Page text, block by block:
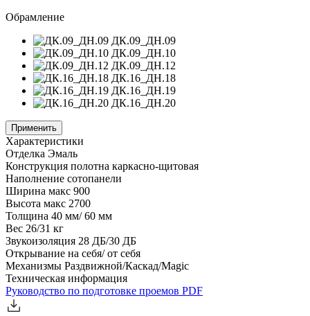
Обрамление
ДК.09_ДН.09
ДК.09_ДН.10
ДК.09_ДН.12
ДК.16_ДН.18
ДК.16_ДН.19
ДК.16_ДН.20
Применить
Характеристики
Отделка Эмаль
Конструкция полотна каркасно-щитовая
Наполнение сотопанели
Ширина макс 900
Высота макс 2700
Толщина 40 мм/ 60 мм
Вес 26/31 кг
Звукоизоляция 28 ДБ/30 ДБ
Открывание на себя/ от себя
Механизмы Раздвижной/Каскад/Magic
Техническая информация
Руководство по подготовке проемов PDF